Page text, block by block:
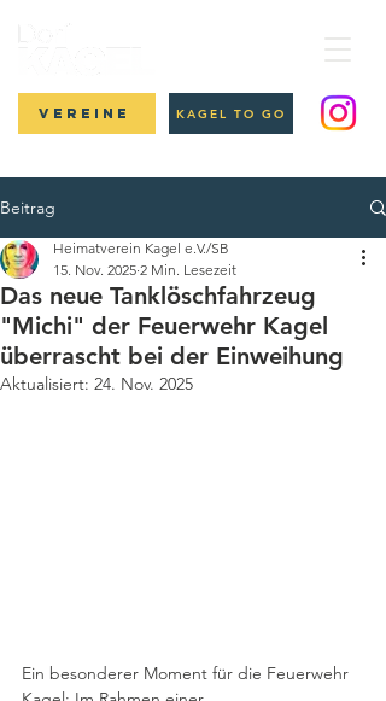
Vereine KAGEL TO GO
Beitrag
Das neue Tanklöschfahrzeug
"Michi" der Feuerwehr Kagel
überrascht bei der Einweihung
Heimatverein Kagel e.V./SB
15. Nov. 2025 2 Min. Lesezeit
Aktualisiert: 24. Nov. 2025
Ein besonderer Moment für die Feuerwehr